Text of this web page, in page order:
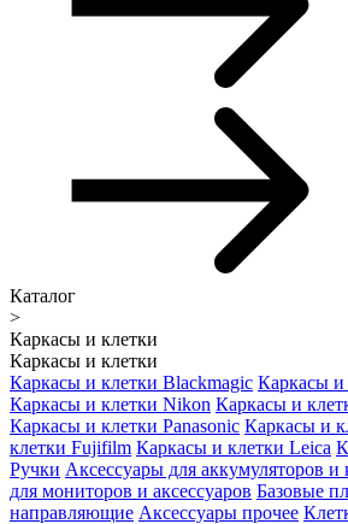
Каталог
>
Каркасы и клетки
Каркасы и клетки
Каркасы и клетки Blackmagic Каркасы и
Каркасы и клетки Nikon Каркасы и
Каркасы и клетки Panasonic Каркасы и
клетки Fujifilm Каркасы и клетки Leica
Ручки Аксессуары для аккумуляторов и
для мониторов и аксессуаров Базовые
направляющие Аксессуары прочее